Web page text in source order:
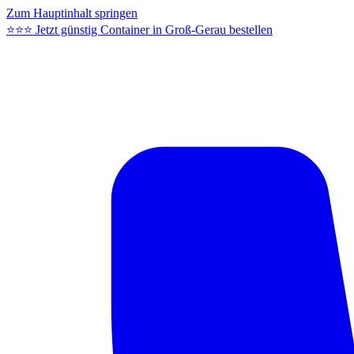
Zum Hauptinhalt springen
⭐⭐⭐ Jetzt günstig Container in Groß-Gerau bestellen